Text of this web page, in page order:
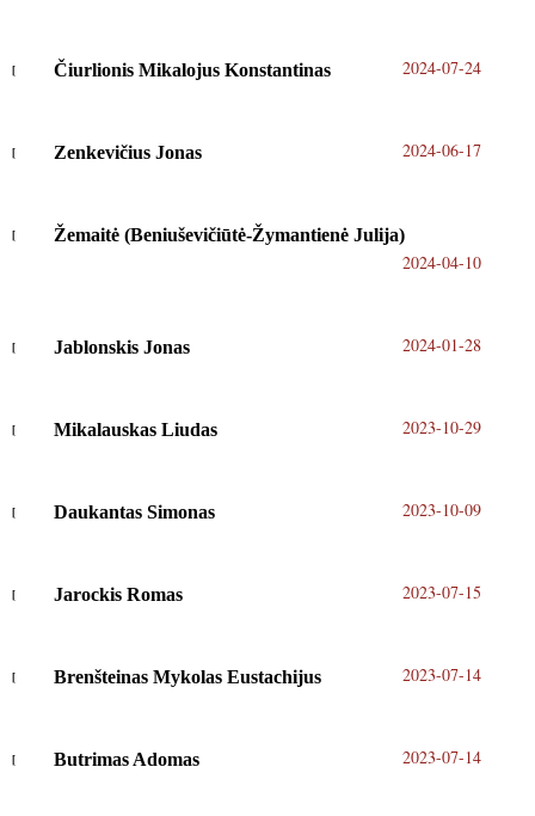
Čiurlionis Mikalojus Konstantinas 2024-07-24
Zenkevičius Jonas 2024-06-17
Žemaitė (Beniuševičiūtė-Žymantienė Julija)
2024-04-10
Jablonskis Jonas 2024-01-28
Mikalauskas Liudas 2023-10-29
Daukantas Simonas 2023-10-09
Jarockis Romas 2023-07-15
Brenšteinas Mykolas Eustachijus 2023-07-14
Butrimas Adomas 2023-07-14